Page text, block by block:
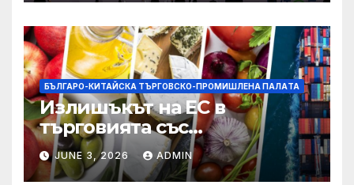
БЪЛГАРО-КИТАЙСКА ТЪРГОВСКО-ПРОМИШЛЕНА ПАЛAТА
Излишъкът на ЕС в
търговията със
селскостопански храни се
увеличава през февруари
JUNE 3, 2026 ADMIN